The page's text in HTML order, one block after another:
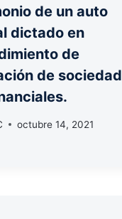
de un auto
dictado en
de
de sociedad
octubre 14, 2021